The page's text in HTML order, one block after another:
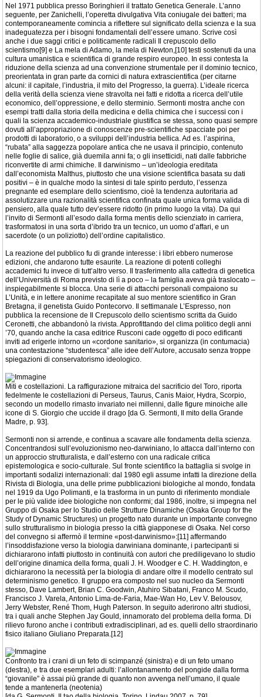
Nel 1971 pubblica presso Boringhieri il trattato Genetica Generale. L’anno
seguente, per Zanichelli, l’operetta divulgativa Vita coniugale dei batteri; ma
contemporaneamente comincia a riflettere sul significato della scienza e la sua
inadeguatezza per i bisogni fondamentali dell’essere umano. Scrive così
anche i due saggi critici e politicamente radicali Il crepuscolo dello
scientismo[9] e La mela di Adamo, la mela di Newton,[10] testi sostenuti da una
cultura umanistica e scientifica di grande respiro europeo. In essi contesta la
riduzione della scienza ad una convenzione strumentale per il dominio tecnico,
preorientata in gran parte da cornici di natura extrascientifica (per citarne
alcuni: il capitale, l’industria, il mito del Progresso, la guerra). L’ideale ricerca
della verità della scienza viene stravolta nei fatti e ridotta a ricerca dell’utile
economico, dell’oppressione, e dello sterminio. Sermonti mostra anche con
esempi tratti dalla storia della medicina e della chimica che i successi con i
quali la scienza accademico-industriale giustifica se stessa, sono quasi sempre
dovuti all’appropriazione di conoscenze pre-scientifiche spacciate poi per
prodotti di laboratorio, o a sviluppi dell’industria bellica. Ad es. l’aspirina,
“rubata” alla saggezza popolare antica che ne usava il principio, contenuto
nelle foglie di salice, già duemila anni fa; o gli insetticidi, nati dalle fabbriche
riconvertite di armi chimiche. Il darwinismo – un’ideologia ereditata
dall’economista Malthus, piuttosto che una visione scientifica basata su dati
positivi – è in qualche modo la sintesi di tale spirito perduto, l’essenza
pregnante ed esemplare dello scientismo, cioè la tendenza autoritaria ad
assolutizzare una razionalità scientifica confinata quale unica forma valida di
pensiero, alla quale tutto dev’essere ridotto (in primo luogo la vita). Da qui
l’invito di Sermonti all’esodo dalla forma mentis dello scienziato in carriera,
trasformatosi in una sorta d’ibrido tra un tecnico, un uomo d’affari, e un
sacerdote (o un poliziotto) dell’ordine capitalistico.
La reazione del pubblico fu di grande interesse: i libri ebbero numerose
edizioni, che andarono tutte esaurite. La reazione di potenti colleghi
accademici fu invece di tutt’altro verso. Il trasferimento alla cattedra di genetica
dell’Università di Roma previsto di lì a poco – la famiglia aveva già traslocato –
inspiegabilmente si blocca. Una serie di attacchi personali compaiono su
L’Unità, e in lettere anonime recapitate al suo mentore scientifico in Gran
Bretagna, il genetista Guido Pontecorvo. Il settimanale L’Espresso, non
pubblica la recensione de Il Crepuscolo dello scientismo scritta da Guido
Ceronetti, che abbandonò la rivista. Approfittando del clima politico degli anni
’70, quando anche la casa editrice Rusconi cade oggetto di poco edificanti
inviti ad erigerle intorno un «cordone sanitario», si organizza (in contumacia)
una contestazione “studentesca” alle idee dell’Autore, accusato senza troppe
spiegazioni di conservatorismo ideologico.
Miti e costellazioni. La raffigurazione mitraica del sacrificio del Toro, riporta
fedelmente le costellazioni di Perseus, Taurus, Canis Maior, Hydra, Scorpio,
secondo un modello rimasto invariato nei millenni, dalle figure minoiche alle
icone di S. Giorgio che uccide il drago [da G. Sermonti, Il mito della Grande
Madre, p. 93].
Sermonti non si arrende, e continua a scavare alle fondamenta della scienza.
Concentrandosi sull’evoluzionismo neo-darwiniano, lo attacca dall’interno con
un approccio strutturalista, e dall’esterno con una radicale critica
epistemologica e socio-culturale. Sul fronte scientifico la battaglia si svolge in
importanti sodalizi internazionali: dal 1980 egli assume infatti la direzione della
Rivista di Biologia, una delle prime pubblicazioni biologiche al mondo, fondata
nel 1919 da Ugo Polimanti, e la trasforma in un punto di riferimento mondiale
per le più valide idee biologiche non conformi; dal 1986, inoltre, si impegna nel
Gruppo di Osaka per lo Studio delle Strutture Dinamiche (Osaka Group for the
Study of Dynamic Structures) un progetto nato durante un importante convegno
sullo strutturalismo in biologia presso la città giapponese di Osaka. Nel corso
del convegno si affermò il termine «post-darwinismo»:[11] affermando
l’insoddisfazione verso la biologia darwiniana dominante, i partecipanti si
dichiararono infatti piuttosto in continuità con autori che prediligevano lo studio
dell’origine dinamica della forma, quali J. H. Woodger e C. H. Waddington, e
dichiararono la necessità per la biologia di andare oltre il modello centrato sul
determinismo genetico. Il gruppo era composto nel suo nucleo da Sermonti
stesso, Dave Lambert, Brian C. Goodwin, Atuhiro Sibatani, Franco M. Scudo,
Francisco J. Varela, Antonio Lima-de-Faria, Mae-Wan Ho, Lev V. Belousov,
Jerry Webster, René Thom, Hugh Paterson. In seguito aderirono altri studiosi,
tra i quali anche Stephen Jay Gould, innamorato del problema della forma. Di
rilievo furono anche i contributi extradisciplinari, ad es. quelli dello straordinario
fisico italiano Giuliano Preparata.[12]
Confronto tra i crani di un feto di scimpanzé (sinistra) e di un feto umano
(destra), e tra due esemplari adulti: l’allontanamento del pongide dalla forma
“giovanile” è assai più grande di quanto non avvenga nell’umano, il quale
tende a mantenerla (neotenia)